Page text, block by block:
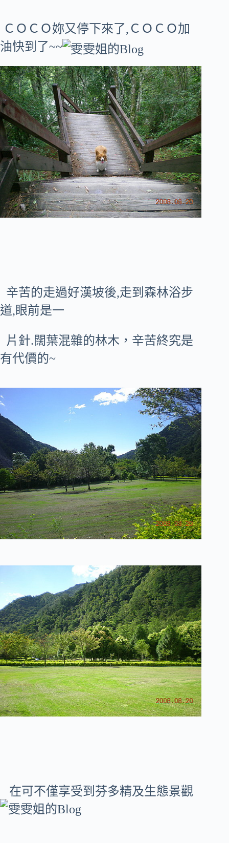
ＣＯＣＯ妳又停下來了,ＣＯＣＯ加
油快到了~~
辛苦的走過好漢坡後,走到森林浴步
道,眼前是一
片針.闊葉混雜的林木，辛苦終究是
有代價的~
在可不僅享受到芬多精及生態景觀